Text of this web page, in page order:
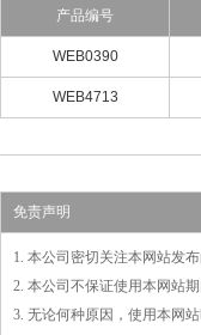
产品编号
WEB0390
WEB4713
免责声明
1. 本公司密切关注本网站发
2. 本公司不保证使用本网站
3. 无论何种原因，使用本网